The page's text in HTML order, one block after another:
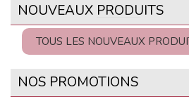
NOUVEAUX PRODUITS
TOUS LES NOUVEAUX
NOS PROMOTIONS